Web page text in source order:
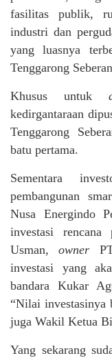
fasilitas publik,
industri dan
yang luasnya
Tenggarong
Khusus untuk
kedirgantaraan
Tenggarong
batu pertama.
Sementara
pembangunan
Nusa Energindo
investasi
Usman,owner
investasi yang
bandara Kukar
“Nilai investasinya
juga Wakil Ketua
Yang sekarang